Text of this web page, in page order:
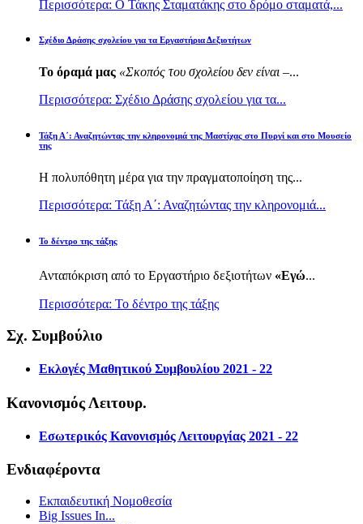
Περισσότερα: Ο Τάκης Σταματάκης στο δρόμο σταματά,...
Σχέδιο Δράσης σχολείου για τα Εργαστήρια Δεξιοτήτων
Το όραμά μας «Σκοπός του σχολείου δεν είναι –...
Περισσότερα: Σχέδιο Δράσης σχολείου για τα...
Τάξη Α΄: Αναζητώντας την κληρονομιά της Μαστίχας στο Πυργί και στο Μουσείο
της
Η πολυπόθητη μέρα για την πραγματοποίηση της...
Περισσότερα: Τάξη Α΄: Αναζητώντας την κληρονομιά...
Το δέντρο της τάξης
Ανταπόκριση από το Εργαστήριο δεξιοτήτων «Εγώ...
Περισσότερα: Το δέντρο της τάξης
Σχ. Συμβούλιο
Εκλογές Μαθητικού Συμβουλίου 2021 - 22
Κανονισμός Λειτουρ.
Εσωτερικός Κανονισμός Λειτουργίας 2021 - 22
Ενδιαφέροντα
Εκπαιδευτική Νομοθεσία
Big Issues In...